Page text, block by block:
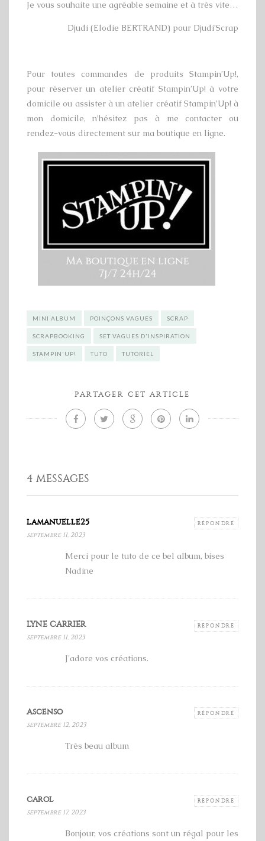
Je vous souhaite une agréable semaine et à très vite…
Djudi (Elodie BERTRAND) pour Djudi’Scrap
Pour toutes commandes de produits Stampin’Up!,
pour réserver un atelier créatif Stampin’Up! à votre
domicile ou assister à un atelier créatif Stampin’Up! à
mon domicile, n’hésitez pas à me contacter ou
rendez-vous directement sur ma boutique en ligne.
MINI ALBUM POINÇONS VAGUES SCRAP
SCRAPBOOKING SET VAGUES D'INSPIRATION
STAMPIN'UP! TUTO TUTORIEL
PARTAGER CET ARTICLE
4 MESSAGES
lamanuelle25 RÉPONDRE
septembre 11, 2023
Merci pour le tuto de ce bel album, bises
Nadine
LYNE CARRIER RÉPONDRE
septembre 11, 2023
J'adore vos créations.
Ascenso RÉPONDRE
septembre 12, 2023
Très beau album
carol RÉPONDRE
septembre 17, 2023
Bonjour, vos créations sont un régal pour les